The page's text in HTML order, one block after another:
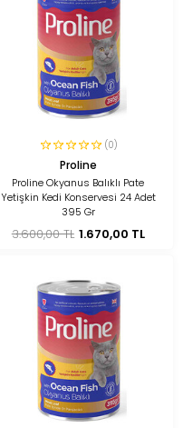
(0)
Proline
Proline Okyanus Balıklı Pate
Yetişkin Kedi Konservesi 24 Adet
395 Gr
3.600,00 TL 1.670,00 TL